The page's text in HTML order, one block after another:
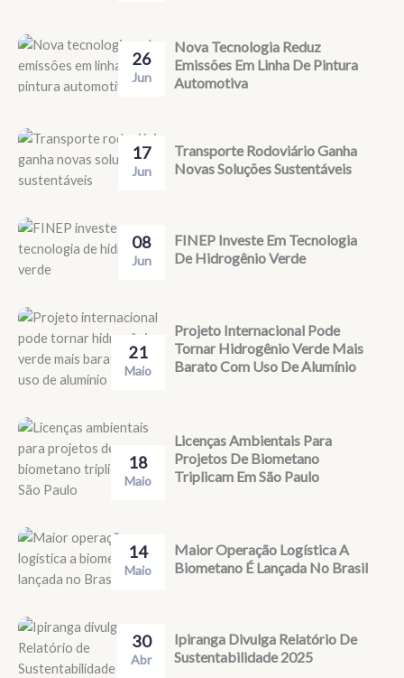
26
Jun
Nova Tecnologia Reduz
Emissões Em Linha De Pintura
Automotiva
17
Jun
Transporte Rodoviário Ganha
Novas Soluções Sustentáveis
08
Jun
FINEP Investe Em Tecnologia
De Hidrogênio Verde
21
Maio
Projeto Internacional Pode
Tornar Hidrogênio Verde Mais
Barato Com Uso De Alumínio
18
Maio
Licenças Ambientais Para
Projetos De Biometano
Triplicam Em São Paulo
14
Maio
Maior Operação Logística A
Biometano É Lançada No Brasil
30
Abr
Ipiranga Divulga Relatório De
Sustentabilidade 2025